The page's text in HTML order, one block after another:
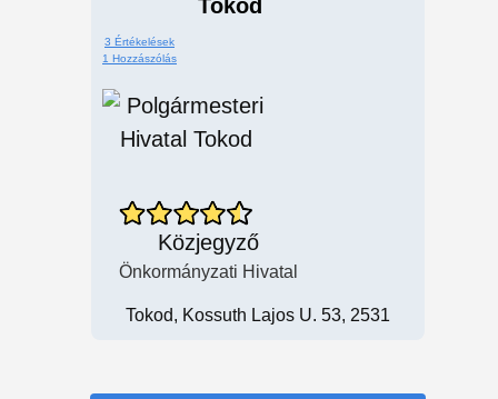
Tokod
3 Értékelések
1 Hozzászólás
Közjegyző
Önkormányzati Hivatal
Tokod, Kossuth Lajos U. 53, 2531